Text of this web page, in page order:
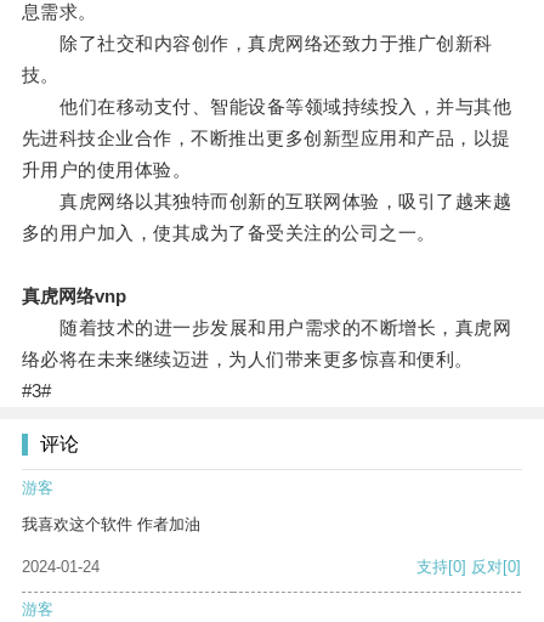
息需求。
除了社交和内容创作，真虎网络还致力于推广创新科
技。
他们在移动支付、智能设备等领域持续投入，并与其他
先进科技企业合作，不断推出更多创新型应用和产品，以提
升用户的使用体验。
真虎网络以其独特而创新的互联网体验，吸引了越来越
多的用户加入，使其成为了备受关注的公司之一。
真虎网络vnp
随着技术的进一步发展和用户需求的不断增长，真虎网
络必将在未来继续迈进，为人们带来更多惊喜和便利。
#3#
评论
游客
我喜欢这个软件 作者加油
2024-01-24 支持[0] 反对[0]
游客